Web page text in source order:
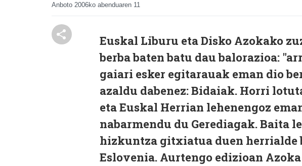
Anboto 2006ko abenduaren 11
Euskal Liburu eta Disko Azokako
berba baten batu dau balorazioa:
gaiari esker egitarauak eman dio
azaldu dabenez: Bidaiak. Horri
eta Euskal Herrian lehenengoz
nabarmendu du Gerediagak. Baita
hizkuntza gitxiatua duen herrialde
Eslovenia. Aurtengo edizioan